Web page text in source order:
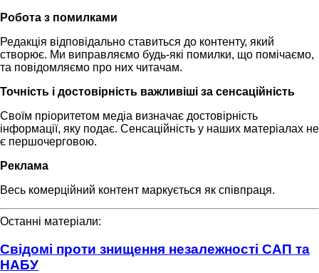
Робота з помилками
Редакція відповідально ставиться до контенту, який
створює. Ми виправляємо будь-які помилки, що помічаємо,
та повідомляємо про них читачам.
Точність і достовірність важливіші за сенсаційність
Своїм пріоритетом медіа визначає достовірність
інформації, яку подає. Сенсаційність у наших матеріалах не
є першочерговою.
Реклама
Весь комерційний контент маркується як співпраця.
Останні матеріали:
Свідомі проти знищення незалежності САП та
НАБУ